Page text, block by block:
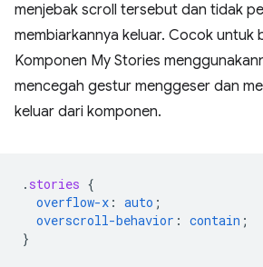
menjebak scroll tersebut dan tidak
membiarkannya keluar. Cocok untuk
Komponen My Stories
mencegah gestur menggeser dan
keluar dari komponen.
. stories {
overflow-x : auto ;
overscroll-behavior : contain ;
}